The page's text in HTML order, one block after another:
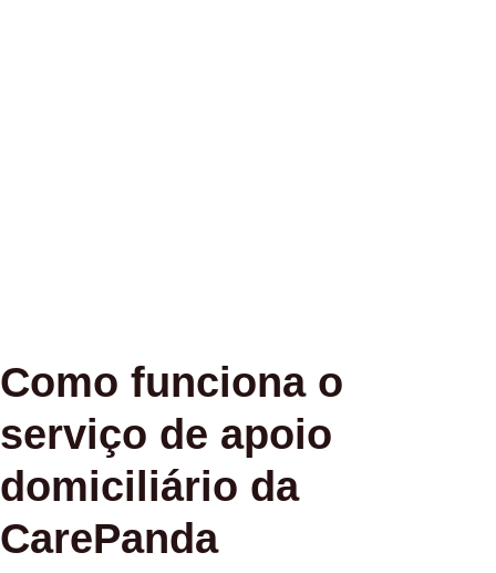
Como funciona o
serviço de apoio
domiciliário da
CarePanda